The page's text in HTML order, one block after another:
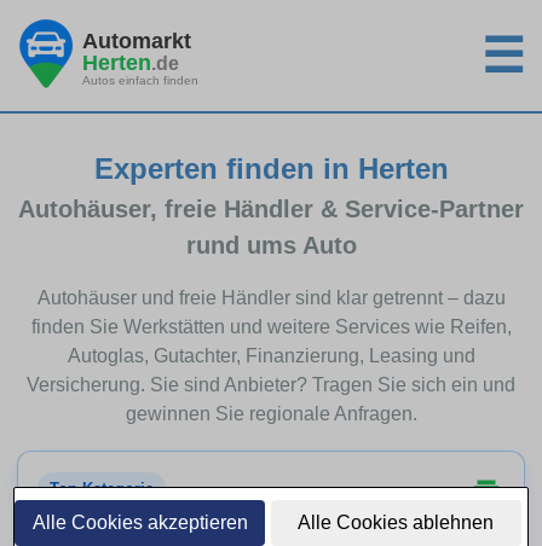
Alle Cookies akzeptieren Alle Cookies ablehnen
Automarkt
Herten.de
Autos einfach finden ☰
Experten finden in Herten
Autohäuser, freie Händler & Service-Partner
rund ums Auto
Autohäuser und freie Händler sind klar getrennt – dazu
finden Sie Werkstätten und weitere Services wie Reifen,
Autoglas, Gutachter, Finanzierung, Leasing und
Versicherung. Sie sind Anbieter? Tragen Sie sich ein und
gewinnen Sie regionale Anfragen.
Top-Kategorie
Autohäuser